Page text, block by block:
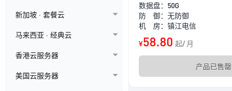
新加坡 · 套餐云
马来西亚 · 经典云
香港云服务器
美国云服务器
数据盘：50G
防 御：无防御
机 房：镇江电信
¥58.80 起/ 月
产品已售罄